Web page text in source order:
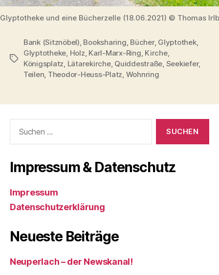
Glyptotheke und eine Bücherzelle (18.06.2021) © Thomas
Schlagwörter
Bank (Sitznöbel) Booksharing Bücher, Glyptothek,
Glyptotheke Holz Karl-Marx-Ring Kirche,
Königsplatz Lätarekirche, Quiddestraße Seekiefer,
Teilen Theodor-Heuss-Platz Wohnring
nach:
Impressum & Datenschutz
Impressum
Datenschutzerklärung
Neueste Beiträge
Neuperlach – der Newskanal!